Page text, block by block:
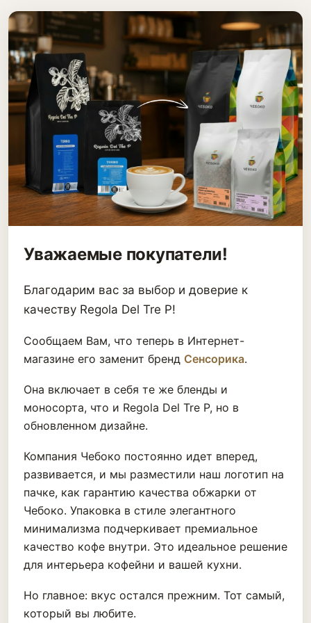
Уважаемые покупатели!
Благодарим вас за выбор и доверие к
качеству Regola Del Tre P!
Сообщаем Вам, что теперь в Интернет-
магазине его заменит бренд Сенсорика.
Она включает в себя те же бленды и
моносорта, что и Regola Del Tre P, но в
обновленном дизайне.
Компания Чебоко постоянно идет вперед,
развивается, и мы разместили наш логотип на
пачке, как гарантию качества обжарки от
Чебоко. Упаковка в стиле элегантного
минимализма подчеркивает премиальное
качество кофе внутри. Это идеальное решение
для интерьера кофейни и вашей кухни.
Но главное: вкус остался прежним. Тот самый,
который вы любите.